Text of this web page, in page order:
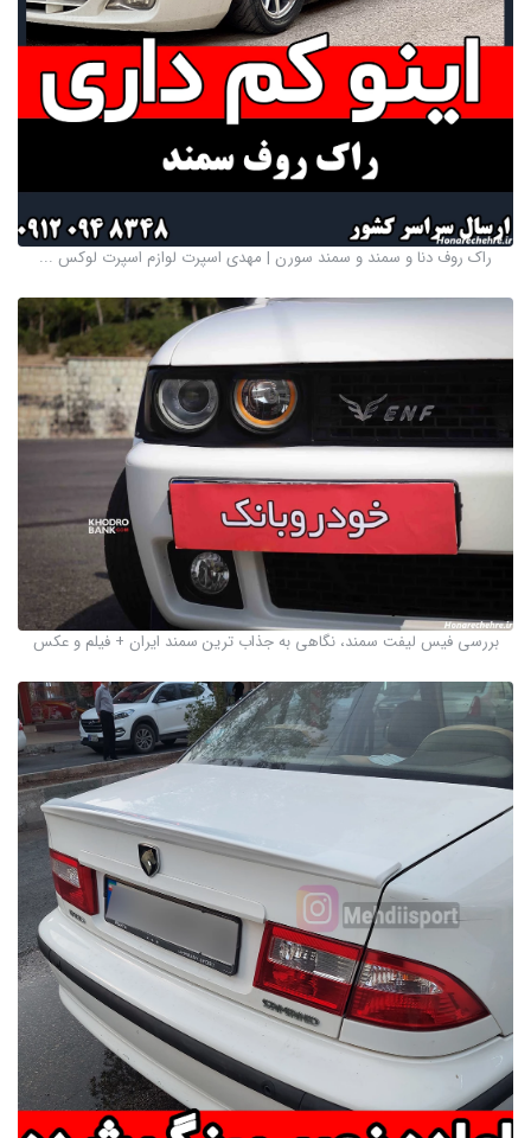
راک روف دنا و سمند و سمند سورن | مهدی اسپرت لوازم اسپرت لوکس ...
بررسی فیس لیفت سمند، نگاهی به جذاب ترین سمند ایران + فیلم و عکس